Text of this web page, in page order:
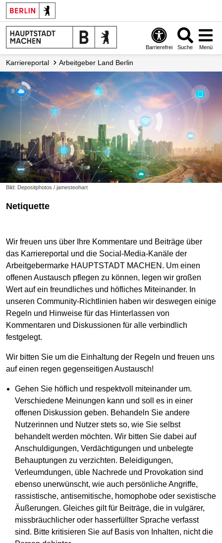
Barrierefrei Suche Menü
Karriereportal Arbeitgeber Land Berlin
Bild: Depositphotos / jamesteohart
Netiquette
Wir freuen uns über Ihre Kommentare und Beiträge über
das Karriereportal und die Social-Media-Kanäle der
Arbeitgebermarke HAUPTSTADT MACHEN. Um einen
offenen Austausch pflegen zu können, legen wir großen
Wert auf ein freundliches und höfliches Miteinander. In
unseren Community-Richtlinien haben wir deswegen einige
Regeln und Hinweise für das Hinterlassen von
Kommentaren und Diskussionen für alle verbindlich
festgelegt.
Wir bitten Sie um die Einhaltung der Regeln und freuen uns
auf einen regen gegenseitigen Austausch!
Gehen Sie höflich und respektvoll miteinander um.
Verschiedene Meinungen kann und soll es in einer
offenen Diskussion geben. Behandeln Sie andere
Nutzerinnen und Nutzer stets so, wie Sie selbst
behandelt werden möchten. Wir bitten Sie dabei auf
Anschuldigungen, Verdächtigungen und unbelegte
Behauptungen zu verzichten. Beleidigungen,
Verleumdungen, üble Nachrede und Provokation sind
ebenso unerwünscht, wie auch persönliche Angriffe,
rassistische, antisemitische, homophobe oder sexistische
Äußerungen. Gleiches gilt für Beiträge, die in vulgärer,
missbräuchlicher oder hasserfüllter Sprache verfasst
sind. Bitte kritisieren Sie auf Basis von Inhalten, nicht die